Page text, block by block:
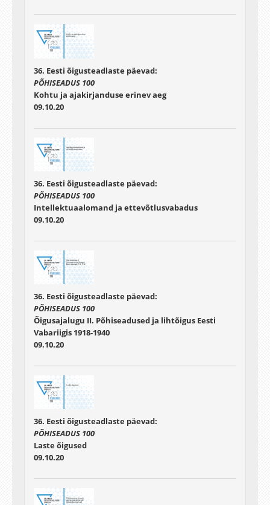
36. Eesti õigusteadlaste päevad:
PÕHISEADUS 100
Kohtu ja ajakirjanduse erinev aeg
09.10.20
36. Eesti õigusteadlaste päevad:
PÕHISEADUS 100
Intellektuaalomand ja ettevõtlusvabadus
09.10.20
36. Eesti õigusteadlaste päevad:
PÕHISEADUS 100
Õigusajalugu II. Põhiseadused ja lihtõigus Eesti
Vabariigis 1918-1940
09.10.20
36. Eesti õigusteadlaste päevad:
PÕHISEADUS 100
Laste õigused
09.10.20